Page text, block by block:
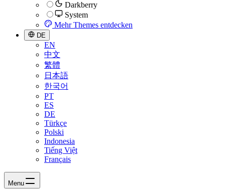
Darkberry
System
Mehr Themes entdecken
DE
EN
中文
繁體
日本語
한국어
PT
ES
DE
Türkçe
Polski
Indonesia
Tiếng Việt
Français
Menu